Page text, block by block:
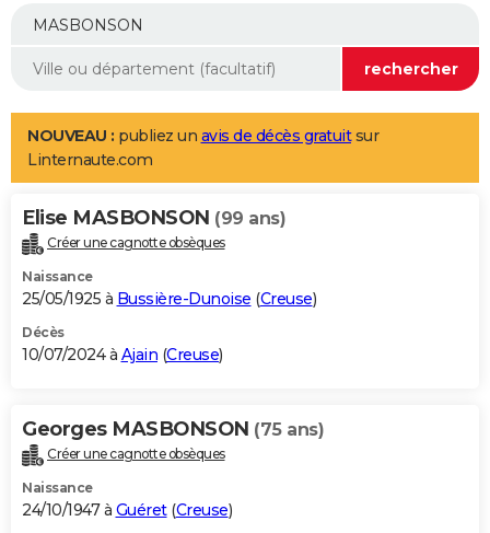
Mobiles
Meilleur smartphone
Internet
Ordinateurs
Jeux vidéo
Guide high-tech
Aménagement intérieur
LIFESTYLE
Art de vivre
Bien-être
Loisirs
Mode
Modes de vie
Alimentation
Guide de la santé
Maladies
Médicaments
Sommeil
VOYAGE
Destinations
City break
Voyage nature
Voyage de noces
Forum
Climat
+PHOTO
GUIDES D'ACHAT
BONS PLANS
Carte de Noël
Carte Bonne année
Carte Saint-Valentin
Carte Pâques
Carte d'anniversaire
DICTIONNAIRE
Dictionnaire
Biographies
Citations
Expressions
Proverbes
PROGRAMME TV
NOUVEAU : publiez un avis de décès gratuitsur
Linternaute.com
Elise MASBONSON (99 ans)
Créer une cagnotte obsèques
Naissance
25/05/1925 à Bussière-Dunoise (Creuse)
Décès
10/07/2024 à Ajain (Creuse)
Georges MASBONSON (75 ans)
Créer une cagnotte obsèques
Naissance
24/10/1947 à Guéret(Creuse)